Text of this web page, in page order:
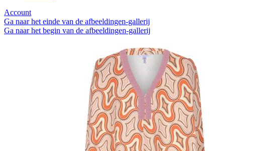
Account
Ga naar het einde van de afbeeldingen-gallerij
Ga naar het begin van de afbeeldingen-gallerij